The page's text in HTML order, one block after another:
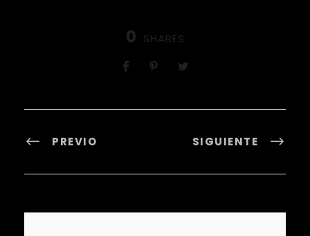
0 SHARES
PREVIO SIGUIENTE